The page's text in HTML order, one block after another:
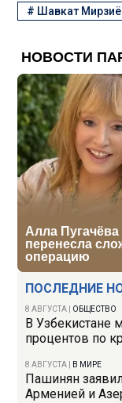
ПОСЛЕДНИЕ
8 АВГУСТА ОБЩЕСТВО
В Узбекистане
процентов по
8 АВГУСТА В МИРЕ
Пашинян
Арменией и
# Шавкат